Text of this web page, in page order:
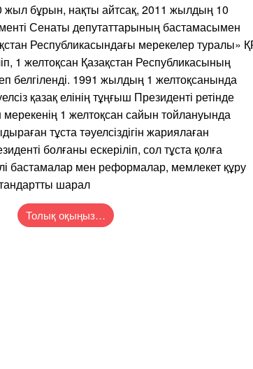
жыл бұрын, нақты айтсақ, 2011 жылдың 10
Сенаты депутаттарының бастамасымен
Республикасындағы мерекелер туралы»
1 желтоқсан Қазақстан Республикасының
белгіленді. 1991 жылдың 1 желтоқсанында
қазақ елінің тұңғыш Президенті ретінде
мерекенің 1 желтоқсан сайын тойлануында
тұста тәуелсіздігін жариялаған
болғаны ескеріліп, сол тұста қолға
бастамалар мен реформалар, мемлекет құру
шарал
Толық оқыңыз…